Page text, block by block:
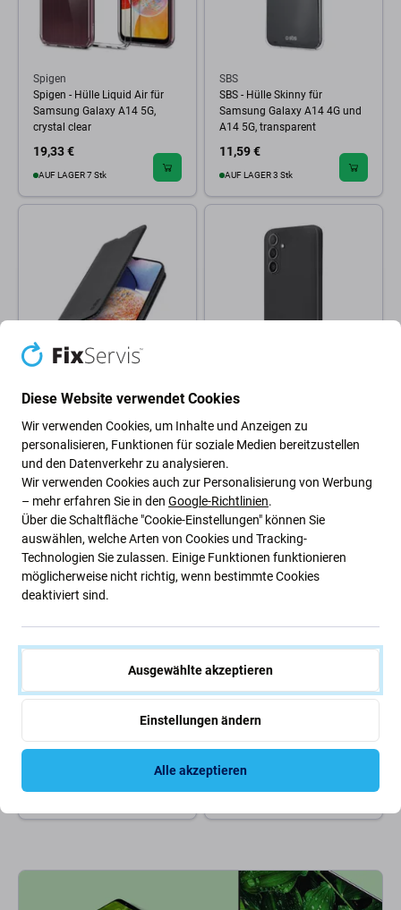
Spigen
Spigen - Hülle Liquid Air für
Samsung Galaxy A14 5G,
crystal clear
19,33 €
AUF LAGER 7 Stk
SBS
SBS - Hülle Skinny für
Samsung Galaxy A14 4G und
A14 5G, transparent
11,59 €
AUF LAGER 3 Stk
SBS
SBS - Hülle Book Wallet Lite für
Samsung Galaxy A14 4G und
A14 5G, schwarz
22,23 €
Außenlager
SBS
SBS - Hülle Instinct für
Samsung Galaxy A14 4G und
A14 5G, schwarz
17,40 €
Auf Lager (shop)
PanzerGlass
PanzerGlass - Gehärtetes Glas
und A14 5G, transparent
SBS
SBS - Hülle Skinny für
transparent
6,76 €
Diese Website verwendet Cookies
Wir verwenden Cookies, um Inhalte und Anzeigen zu
personalisieren, Funktionen für soziale Medien bereitzustellen
und den Datenverkehr zu analysieren.
Wir verwenden Cookies auch zur Personalisierung von Werbung
– mehr erfahren Sie in den Google-Richtlinien.
Über die Schaltfläche "Cookie-Einstellungen" können Sie
auswählen, welche Arten von Cookies und Tracking-
Technologien Sie zulassen. Einige Funktionen funktionieren
möglicherweise nicht richtig, wenn bestimmte Cookies
deaktiviert sind.
Ausgewählte akzeptieren
Einstellungen ändern
Alle akzeptieren